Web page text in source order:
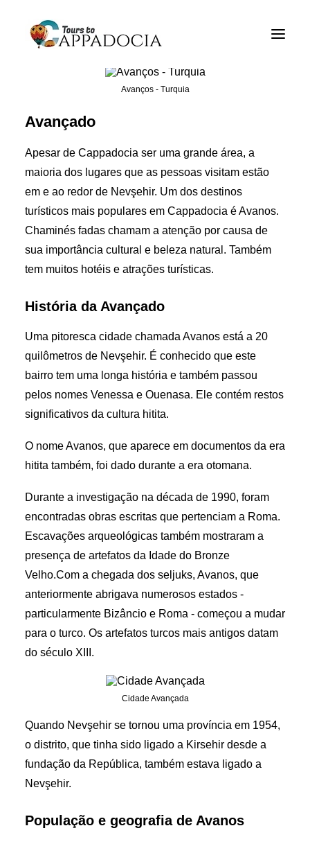
Excursões Cappadocia
Pacotes de viagem Cappadocia
Sobre
CONTACT
Avanços - Turquia
Avançado
Apesar de Cappadocia ser uma grande área, a
maioria dos lugares que as pessoas visitam estão
em e ao redor de Nevşehir. Um dos destinos
turísticos mais populares em Cappadocia é Avanos.
Chaminés fadas chamam a atenção por causa de
sua importância cultural e beleza natural. Também
tem muitos hotéis e atrações turísticas.
História da Avançado
Uma pitoresca cidade chamada Avanos está a 20
quilômetros de Nevşehir. É conhecido que este
bairro tem uma longa história e também passou
pelos nomes Venessa e Ouenasa. Ele contém restos
significativos da cultura hitita.
O nome Avanos, que aparece em documentos da era
hitita também, foi dado durante a era otomana.
Durante a investigação na década de 1990, foram
encontradas obras escritas que pertenciam a Roma.
Escavações arqueológicas também mostraram a
presença de artefatos da Idade do Bronze
Velho.Com a chegada dos seljuks, Avanos, que
anteriormente abrigava numerosos estados -
particularmente Bizâncio e Roma - começou a mudar
para o turco. Os artefatos turcos mais antigos datam
do século XIII.
Cidade Avançada
Quando Nevşehir se tornou uma província em 1954,
o distrito, que tinha sido ligado a Kirsehir desde a
fundação da República, também estava ligado a
Nevşehir.
População e geografia de Avanos